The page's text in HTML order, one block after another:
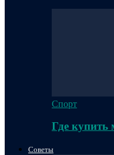
Спорт
Где купить
Советы